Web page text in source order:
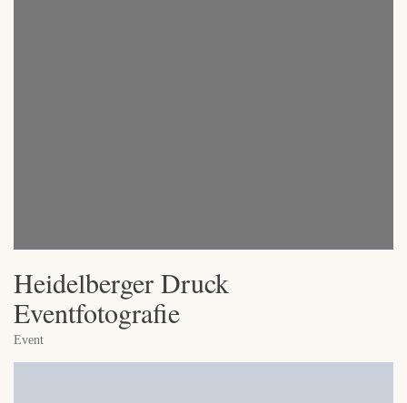
Heidelberger Druck
Eventfotografie
Event